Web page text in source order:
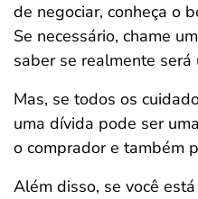
de negociar, conheça o
Se necessário, chame
saber se realmente será
Mas, se todos os
uma dívida pode ser
o comprador e também
Além disso, se você